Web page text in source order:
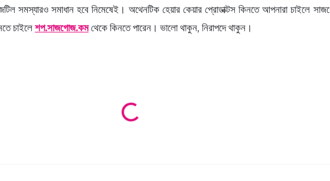
সমস্যারও সমাধান হবে নিমেষেই। অথেনটিক হেয়ার কেয়ার প্রোডাক্টস কিনতে আপনারা চাইলে
চাইলে শপ.সাজগোজ.কমথেকে কিনতে পারেন। ভালো থাকুন, নিরাপদে থাকুন।
Loading products...